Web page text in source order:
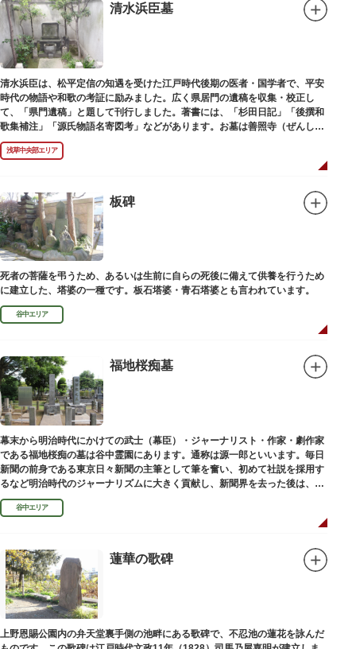
清水浜臣墓
清水浜臣は、松平定信の知遇を受けた江戸時代後期の医者・国学者で、平安
時代の物語や和歌の考証に励みました。広く県居門の遺稿を収集・校正し
て、「県門遺稿」と題して刊行しました。著書には、「杉田日記」「後撰和
歌集補注」「源氏物語名寄図考」などがあります。お墓は善照寺（ぜんしょ
うじ）境内にあります。
浅草中央部エリア
板碑
死者の菩薩を弔うため、あるいは生前に自らの死後に備えて供養を行うため
に建立した、塔婆の一種です。板石塔婆・青石塔婆とも言われています。
谷中エリア
福地桜痴墓
幕末から明治時代にかけての武士（幕臣）・ジャーナリスト・作家・劇作家
である福地桜痴の墓は谷中霊園にあります。通称は源一郎といいます。毎日
新聞の前身である東京日々新聞の主筆として筆を奮い、初めて社説を採用す
るなど明治時代のジャーナリズムに大きく貢献し、新聞界を去った後は、文
学者として活躍しました。
谷中エリア
蓮華の歌碑
上野恩賜公園内の弁天堂裏手側の池畔にある歌碑で、不忍池の蓮花を詠んだ